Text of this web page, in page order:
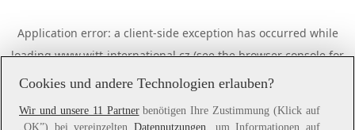
Application error: a client-side exception has occurred while
loadingwww.witt-international.cz(see the browser consolefor
more information).
Cookies und andere Technologien erlauben?
Wir und unsere 11 Partnerbenötigen Ihre Zustimmung (Klick auf
„OK”) bei vereinzelten Datennutzungen, um Informationen auf